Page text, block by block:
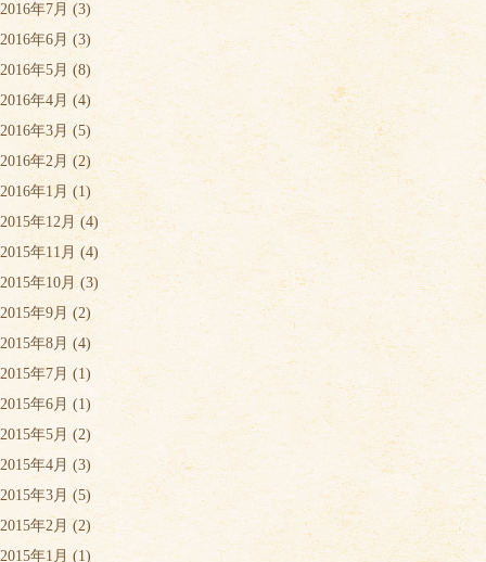
2016年7月 (3)
2016年6月(3)
2016年5月(8)
2016年4月 (4)
2016年3月(5)
2016年2月 (2)
2016年1月 (1)
2015年12月 (4)
2015年11月 (4)
2015年10月(3)
2015年9月 (2)
2015年8月 (4)
2015年7月 (1)
2015年6月 (1)
2015年5月 (2)
2015年4月 (3)
2015年3月 (5)
2015年2月(2)
2015年1月(1)